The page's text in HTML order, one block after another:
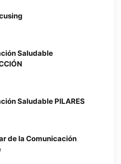
Saludable
Saludable PILARES
de la Comunicación